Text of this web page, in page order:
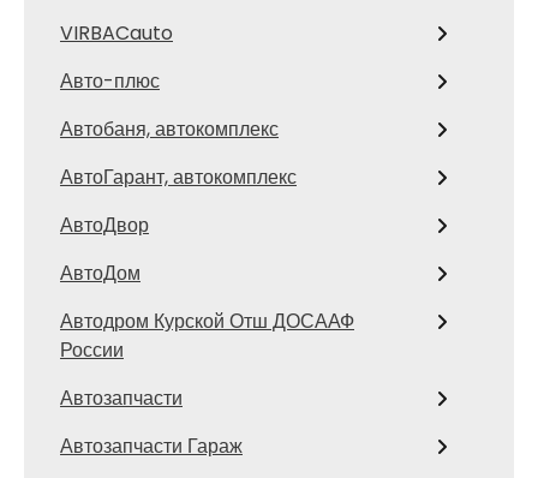
VIRBACauto
Авто-плюс
Автобаня, автокомплекс
АвтоГарант, автокомплекс
АвтоДвор
АвтоДом
Автодром Курской Отш ДОСААФ
России
Автозапчасти
Автозапчасти Гараж